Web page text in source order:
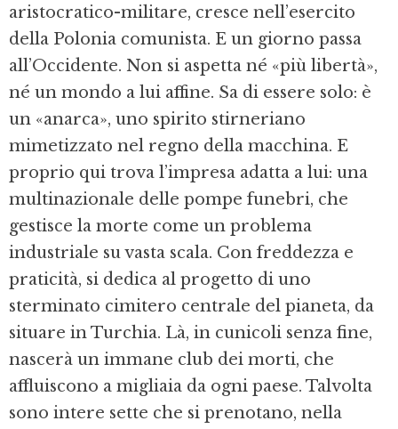
aristocratico-militare, cresce nell’esercito
della Polonia comunista. E un giorno passa
all’Occidente. Non si aspetta né «più libertà»,
né un mondo a lui affine. Sa di essere solo: è
un «anarca», uno spirito stirneriano
mimetizzato nel regno della macchina. E
proprio qui trova l’impresa adatta a lui: una
multinazionale delle pompe funebri, che
gestisce la morte come un problema
industriale su vasta scala. Con freddezza e
praticità, si dedica al progetto di uno
sterminato cimitero centrale del pianeta, da
situare in Turchia. Là, in cunicoli senza fine,
nascerà un immane club dei morti, che
affluiscono a migliaia da ogni paese. Talvolta
sono intere sette che si prenotano, nella